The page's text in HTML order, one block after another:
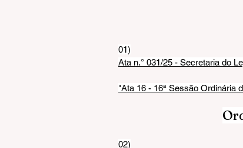
01)
Ata n.° 031/25 - Secretaria do
"Ata 16 - 16ª Sessão Ordinária
02)